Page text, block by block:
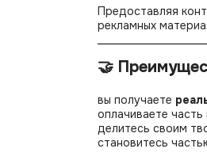
Предоставляя
рекламных
🤝
вы получаете
оплачиваете
делитесь своим
становитесь